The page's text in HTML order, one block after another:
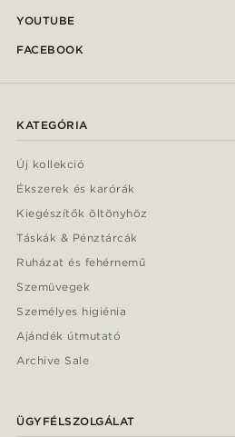
YOUTUBE
FACEBOOK
KATEGÓRIA
Új kollekció
Ékszerek és karórák
Kiegészítők öltönyhöz
Táskák & Pénztárcák
Ruházat és fehérnemű
Szemüvegek
Személyes higiénia
Ajándék útmutató
Archive Sale
ÜGYFÉLSZOLGÁLAT